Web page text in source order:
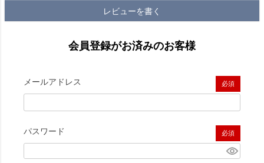
レビューを書く
会員登録がお済みのお客様
メールアドレス
(必須)
パスワード
(必須)